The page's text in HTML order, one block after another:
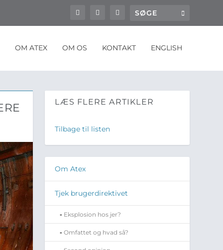
OM ATEX OM OS KONTAKT ENGLISH
LÆS FLERE ARTIKLER
Tilbage til listen
Om Atex
Tjek brugerdirektivet
Eksplosion hos jer?
Omfattet og hvad så?